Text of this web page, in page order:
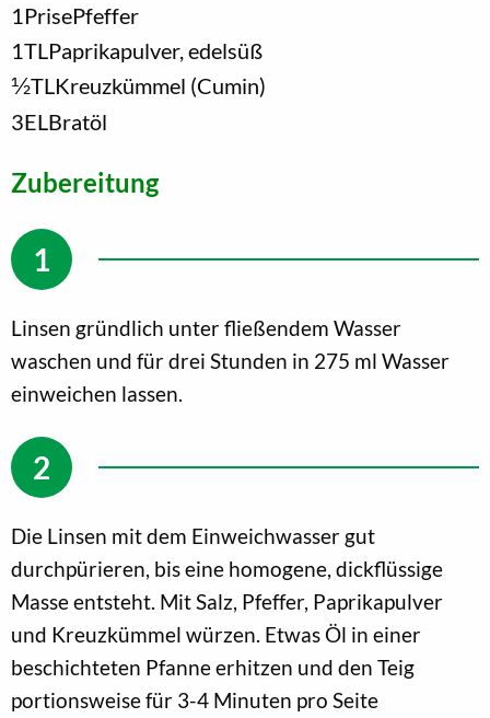
1 PrisePfeffer
1TL Paprikapulver, edelsüß
1/2TL Kreuzkümmel (Cumin)
3EL Bratöl
Zubereitung
Linsen gründlich unter fließendem Wasser
waschen und für drei Stunden in 275 ml Wasser
einweichen lassen.
Die Linsen mit dem Einweichwasser gut
durchpürieren, bis eine homogene, dickflüssige
Masse entsteht. Mit Salz, Pfeffer, Paprikapulver
und Kreuzkümmel würzen. Etwas Öl in einer
beschichteten Pfanne erhitzen und den Teig
portionsweise für 3-4 Minuten pro Seite